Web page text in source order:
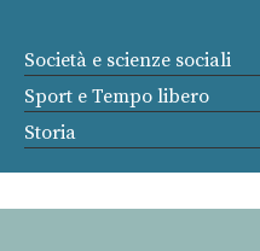
Società e scienze sociali
Sport e Tempo libero
Storia